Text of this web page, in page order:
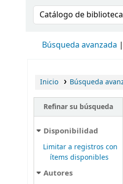
Buscar en el
Búsqueda avanzada
Inicio Búsqueda
Refinar su búsqueda
Disponibilidad
Limitar a registros con
ítems disponibles
Autores